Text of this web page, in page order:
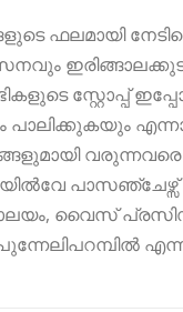
ഫലമായി
സ്റ്റോപ്പ്
പാലിക്കുകയും
വൈസ്